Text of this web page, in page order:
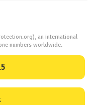
an international
numbers worldwide.